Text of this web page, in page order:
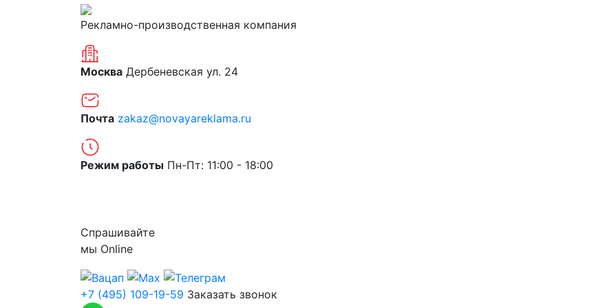
Рекламно-производственная компания
Москва Дербеневская ул. 24
Почта zakaz@novayareklama.ru
Режим работы Пн-Пт: 11:00 - 18:00
Спрашивайте
мы Online
+7 (495) 109-19-59 Заказать звонок